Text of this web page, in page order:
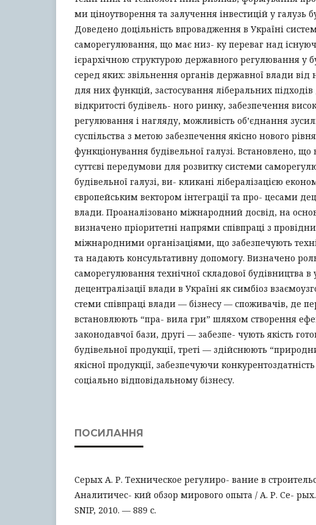
ми ціноутворення та залучення інвестицій у галузь
Доведено доцільність впровадження в Україні
саморегулювання, що має низ- ку переваг над
ієрархічною структурою державного регулювання у
серед яких: звільнення органів державної влади від
для них функцій, застосування ліберальних підходів
відкритості будівель- ного ринку, забезпечення
регулювання і нагляду, можливість об’єднання
суспільства з метою забезпечення якісно нового рівня
функціонування будівельної галузі. Встановлено, що
суттєві передумови для розвитку системи
будівельної галузі, ви- кликані лібералізацією
європейським вектором інтеграції та про- цесами
влади. Проаналізовано міжнародний досвід, на
визначено пріоритетні напрями співпраці з
міжнародними організаціями, що забезпечують
та надають консультативну допомогу. Визначено
саморегулювання технічної складової будівництва в
децентралізації влади в Україні як симбіоз
стеми співпраці влади — бізнесу — споживачів, де
встановлюють “пра- вила гри” шляхом створення
законодавчої бази, другі — забезпе- чують якість
будівельної продукції, треті — здійснюють
якісної продукції, забезпечуючи
соціально відповідальному бізнесу.
ПОСИЛАННЯ
Серых А. Р. Техническое регулиро- вание в
Аналитичес- кий обзор мирового опыта / А. Р. Се-
SNIP, 2010. — 889 с.